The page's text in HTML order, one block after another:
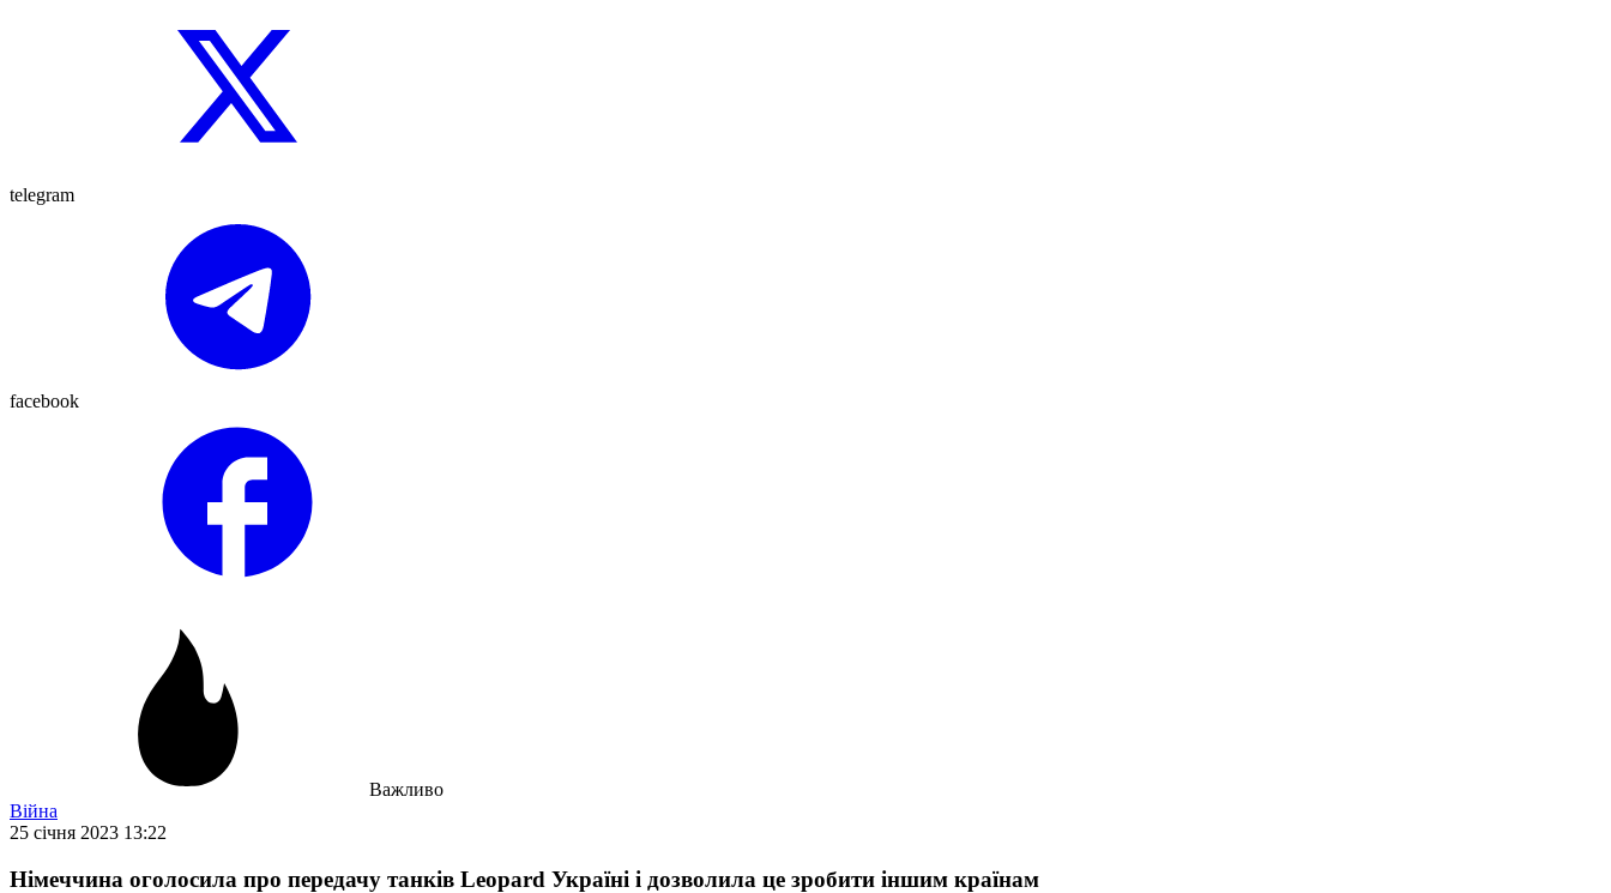
telegram
facebook
Важливо
Війна
25 січня 2023 13:22
Німеччина оголосила про передачу танків Leopard Україні і дозволила це зробити іншим країнам